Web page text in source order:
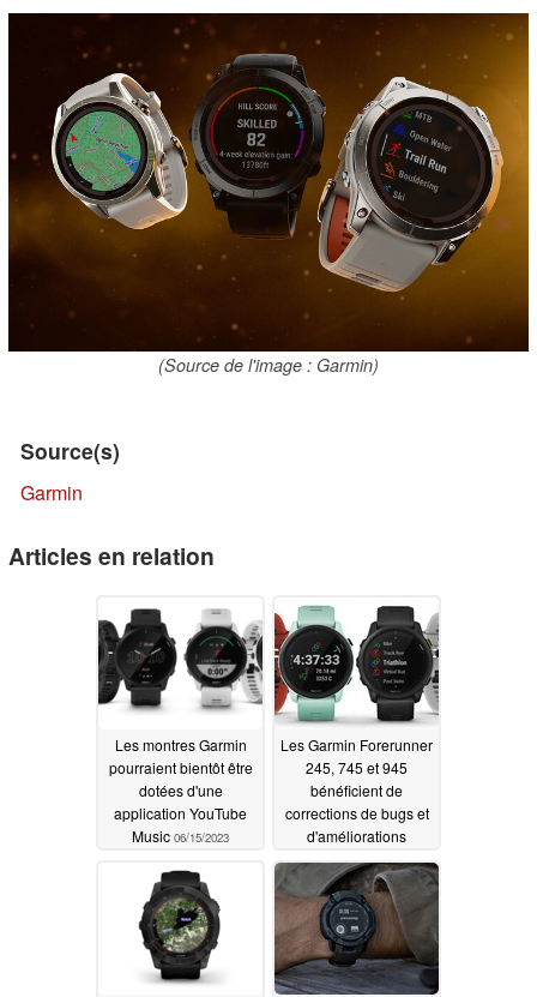
(Source de l'image : Garmin)
Source(s)
Garmin
Articles en relation
Les montres Garmin
pourraient bientôt être
dotées d'une
application YouTube
Music 06/15/2023
Les Garmin Forerunner
245, 745 et 945
bénéficient de
corrections de bugs et
d'améliorations
mineures avec la
version bêta 12.53
06/08/2023